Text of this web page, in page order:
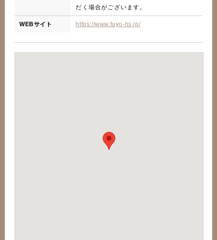
だく場合がございます。
WEBサイト https://www.fuyo-hs.jp/